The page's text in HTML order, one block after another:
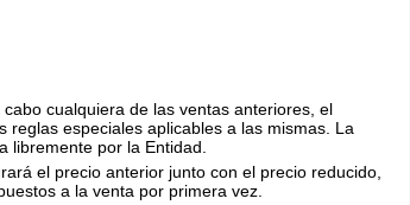
cualquiera de las ventas anteriores, el
reglas especiales aplicables a las mismas. La
libremente por la Entidad.
el precio anterior junto con el precio reducido,
a la venta por primera vez.